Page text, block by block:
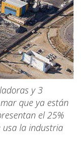
y 3
que ya están
el 25%
usa la industria